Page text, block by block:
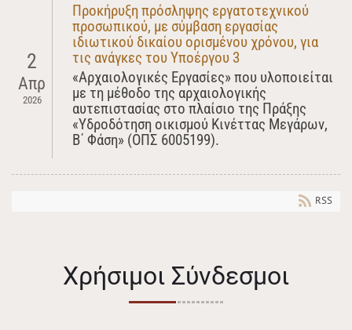
2
Απρ
2026
Προκήρυξη πρόσληψης εργατοτεχνικού
προσωπικού, με σύμβαση εργασίας
ιδιωτικού δικαίου ορισμένου χρόνου, για
τις ανάγκες του Υποέργου 3
«Αρχαιολογικές Εργασίες» που υλοποιείται
με τη μέθοδο της αρχαιολογικής
αυτεπιστασίας στο πλαίσιο της Πράξης
«Υδροδότηση οικισμού Κινέττας Μεγάρων,
Β΄ Φάση» (ΟΠΣ 6005199).
RSS
Χρήσιμοι Σύνδεσμοι